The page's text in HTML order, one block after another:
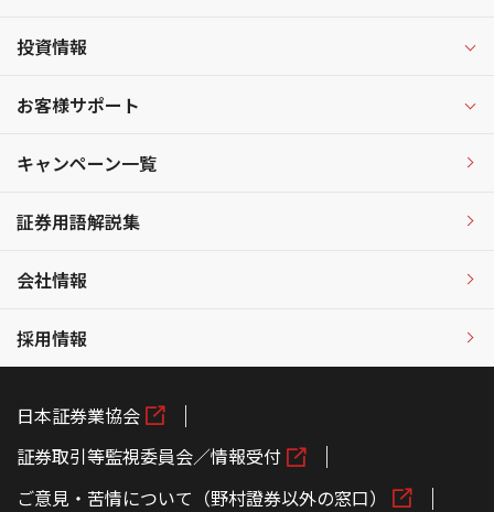
投資情報
お客様サポート
キャンペーン一覧
証券用語解説集
会社情報
採用情報
日本証券業協会
証券取引等監視委員会／情報受付
ご意見・苦情について（野村證券以外の窓口）